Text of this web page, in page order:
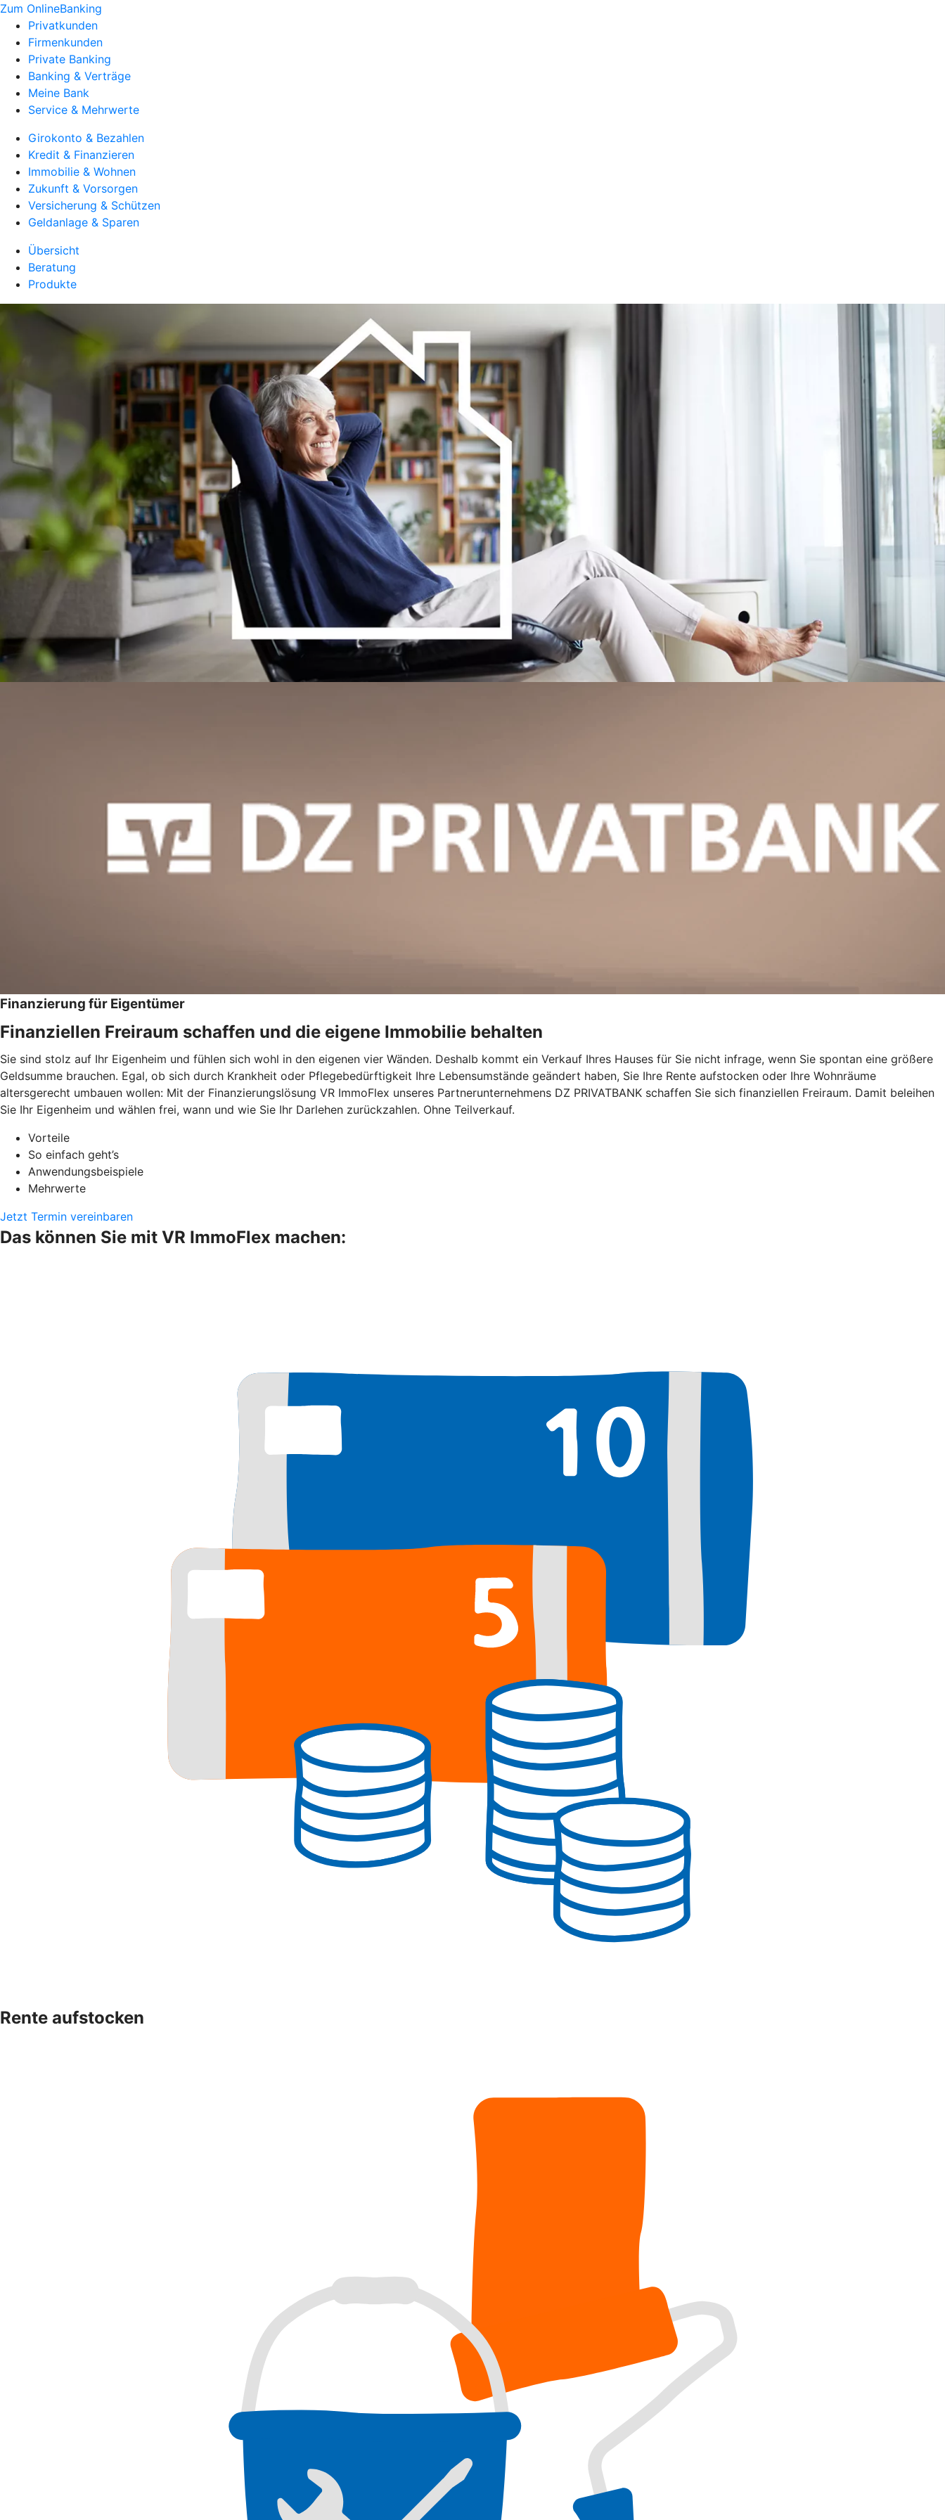
Zum OnlineBanking
Privatkunden
Firmenkunden
Private Banking
Banking & Verträge
Meine Bank
Service & Mehrwerte
Girokonto & Bezahlen
Kredit & Finanzieren
Immobilie & Wohnen
Zukunft & Vorsorgen
Versicherung & Schützen
Geldanlage & Sparen
Übersicht
Beratung
Produkte
Finanzierung für Eigentümer
Finanziellen Freiraum schaffen und die eigene Immobilie behalten
Sie sind stolz auf Ihr Eigenheim und fühlen sich wohl in den eigenen vier Wänden. Deshalb kommt ein Verkauf Ihres Hauses für Sie nicht infrage, wenn Sie spontan eine größere
Geldsumme brauchen. Egal, ob sich durch Krankheit oder Pflegebedürftigkeit Ihre Lebensumstände geändert haben, Sie Ihre Rente aufstocken oder Ihre Wohnräume
altersgerecht umbauen wollen: Mit der Finanzierungslösung VR ImmoFlex unseres Partnerunternehmens DZ PRIVATBANK schaffen Sie sich finanziellen Freiraum. Damit beleihen
Sie Ihr Eigenheim und wählen frei, wann und wie Sie Ihr Darlehen zurückzahlen. Ohne Teilverkauf.
Vorteile
So einfach geht’s
Anwendungsbeispiele
Mehrwerte
Jetzt Termin vereinbaren
Das können Sie mit VR ImmoFlex machen:
Rente aufstocken